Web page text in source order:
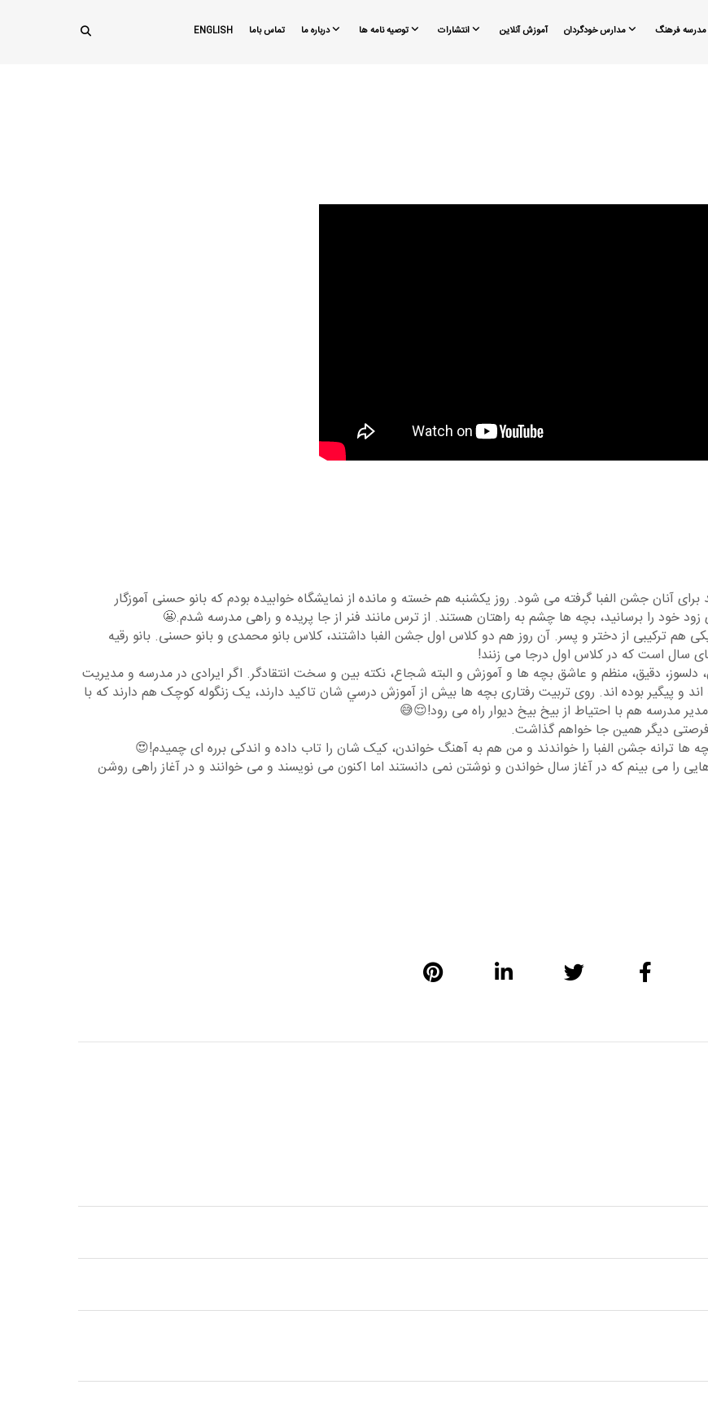
مدرسه فرهنگ مدارس خودگردان آموزش آنلاین انتشارات توصیه نامه ها درباره ما تماس باما ENGLISH
آنان جشن الفبا گرفته می شود. روز یکشنبه هم خسته و مانده از نمایشگاه خوابیده بودم که بانو حسنی آموزگار
خود را برسانید، بچه ها چشم به راهتان هستند. از ترس مانند فنر از جا پریده و راهی مدرسه شدم.😬
ترکیبی از دختر و پسر. آن روز هم دو کلاس اول جشن الفبا داشتند، کلاس بانو محمدی و بانو حسنی. بانو رقیه
سال است که در کلاس اول درجا می زنند!
دلسوز، دقیق، منظم و عاشق بچه ها و آموزش و البته شجاع، نکته بین و سخت انتقادگر. اگر ایرادی در مدرسه و مدیریت
پیگیر بوده اند. روی تربیت رفتاری بچه ها بیش از آموزش درسي شان تاکید دارند، یک زنگوله کوچک هم دارند که با
مدرسه هم با احتیاط از بیخ بیخ دیوار راه می رود!😌😅
دیگر همین جا خواهم گذاشت.
ها ترانه جشن الفبا را خواندند و من هم به آهنگ خواندن، کیک شان را تاب داده و اندکی برره ای چمیدم!😍
را می بینم که در آغاز سال خواندن و نوشتن نمی دانستند اما اکنون می نویسند و می خوانند و در آغاز راهی روشن